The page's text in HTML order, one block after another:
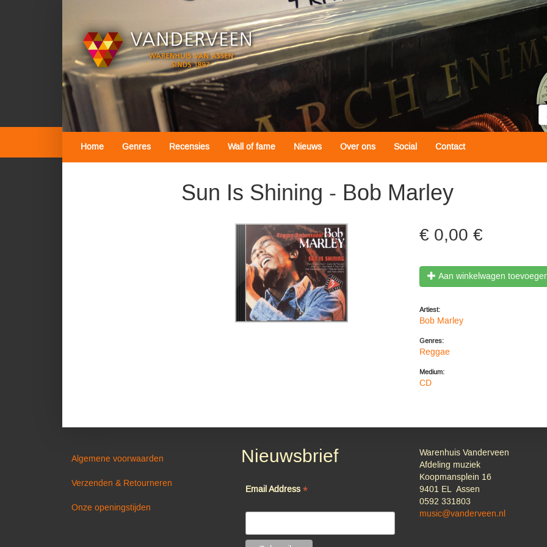
Home
Genres Recensies Wall of fame Nieuws Over ons Social Contact
Sun Is Shining - Bob Marley
0,00 €
Aan winkelwagen
Artiest:
Bob Marley
Genres:
Reggae
Medium:
CD
Algemene voorwaarden
Verzenden & Retourneren
Onze openingstijden
Nieuwsbrief
Email Address*
Warenhuis Vanderveen
Afdeling muziek
Koopmansplein 16
9401 EL Assen
0592 331803
music@vanderveen.nl